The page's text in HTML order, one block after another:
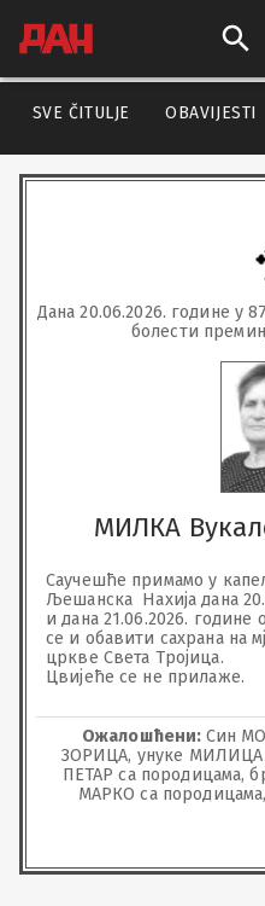
SVE ČITULJE OBAVIJESTI
Дана 20.06.2026. године у
болести
МИЛКА
Саучешће примамо у
Љешанска  Нахија дана
и дана 21.06.2026. године
се и обавити сахрана на
цркве Света Тројица.
Цвијеће се не прилаже.
Ожалошћени: Син
ЗОРИЦА, унуке
ПЕТАР са породицама,
МАРКО са